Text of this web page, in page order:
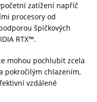
zatížení napříč
procesory od
špičkových
RTX™.
mohou pochlubit zcela
pokročilým chlazením,
vzdálené